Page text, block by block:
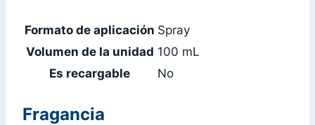
Formato de aplicación Spray
Volumen de la unidad 100 mL
Es recargable
No
Fragancia